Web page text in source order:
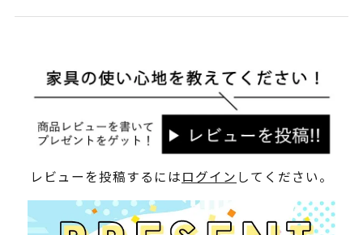
レビューを投稿するにはログイン してください。